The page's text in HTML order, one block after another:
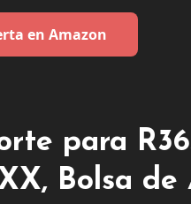
en Amazon
para
Bolsa